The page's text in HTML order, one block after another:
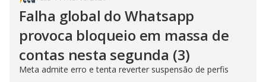
Falha global do Whatsapp
provoca bloqueio em massa de
contas nesta segunda (3)
Meta admite erro e tenta reverter suspensão de perfis